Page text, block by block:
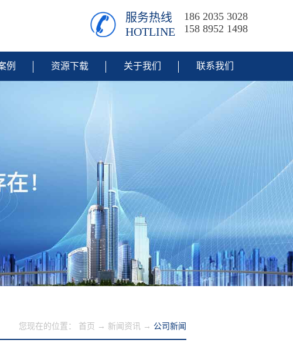
服务热线
HOTLINE
186 2035 3028
158 8952 1498
例 资源下载 关于我们 联系我们
您现在的位置： 首页 → 新闻资讯 → 公司新闻